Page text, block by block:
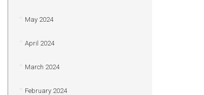
May 2024
April 2024
March 2024
February 2024